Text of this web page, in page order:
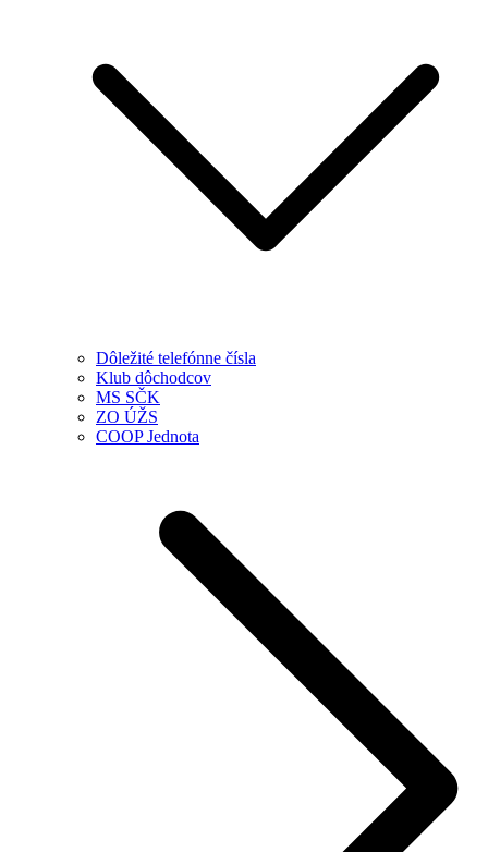
Dôležité telefónne čísla
Klub dôchodcov
MS SČK
ZO ÚŽS
COOP Jednota